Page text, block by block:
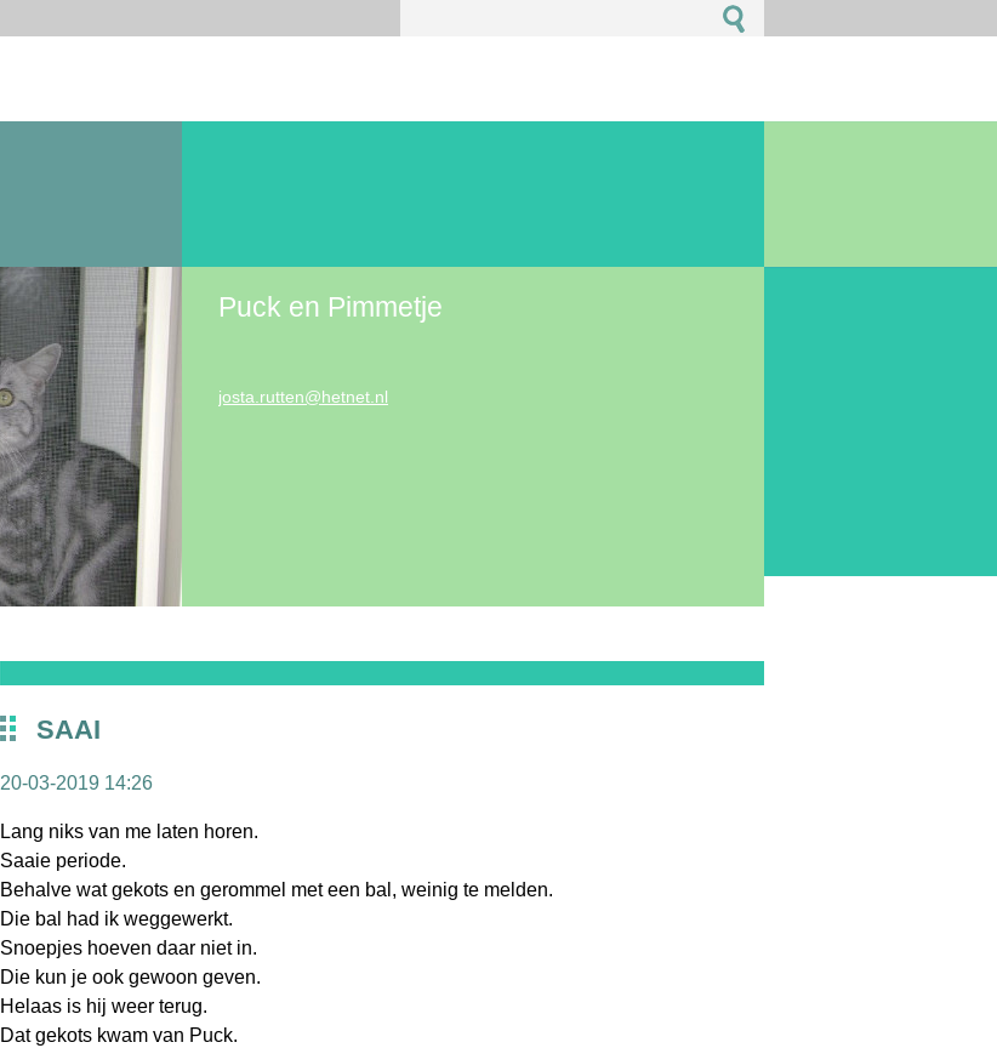
Puck en Pimmetje
josta.rutten@hetnet.nl
SAAI
20-03-2019 14:26
Lang niks van me laten horen.
Saaie periode.
Behalve wat gekots en gerommel met een bal, weinig te melden.
Die bal had ik weggewerkt.
Snoepjes hoeven daar niet in.
Die kun je ook gewoon geven.
Helaas is hij weer terug.
Dat gekots kwam van Puck.